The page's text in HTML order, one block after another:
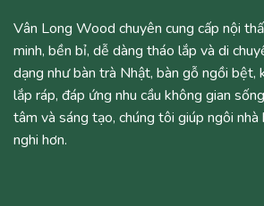
Vân Long Wood chuyên cung cấp nội
minh, bền bỉ, dễ dàng tháo lắp và di
dạng như bàn trà Nhật, bàn gỗ ngồi bệt,
lắp ráp, đáp ứng nhu cầu không gian
tâm và sáng tạo, chúng tôi giúp ngôi nhà
nghi hơn.